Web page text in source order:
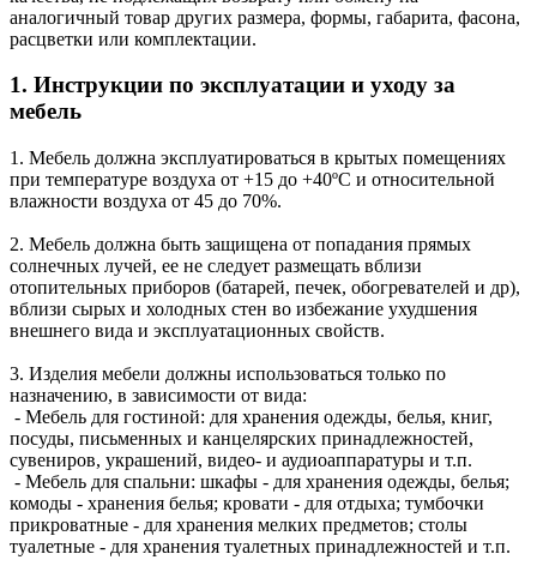
аналогичный товар других размера, формы, габарита, фасона,
расцветки или комплектации.
1. Инструкции по эксплуатации и уходу за
мебель
1. Мебель должна эксплуатироваться в крытых помещениях
при температуре воздуха от +15 до +40ºС и относительной
влажности воздуха от 45 до 70%.
2. Мебель должна быть защищена от попадания прямых
солнечных лучей, ее не следует размещать вблизи
отопительных приборов (батарей, печек, обогревателей и др),
вблизи сырых и холодных стен во избежание ухудшения
внешнего вида и эксплуатационных свойств.
3. Изделия мебели должны использоваться только по
назначению, в зависимости от вида:
- Мебель для гостиной: для хранения одежды, белья, книг,
посуды, письменных и канцелярских принадлежностей,
сувениров, украшений, видео- и аудиоаппаратуры и т.п.
- Мебель для спальни: шкафы - для хранения одежды, белья;
комоды - хранения белья; кровати - для отдыха; тумбочки
прикроватные - для хранения мелких предметов; столы
туалетные - для хранения туалетных принадлежностей и т.п.